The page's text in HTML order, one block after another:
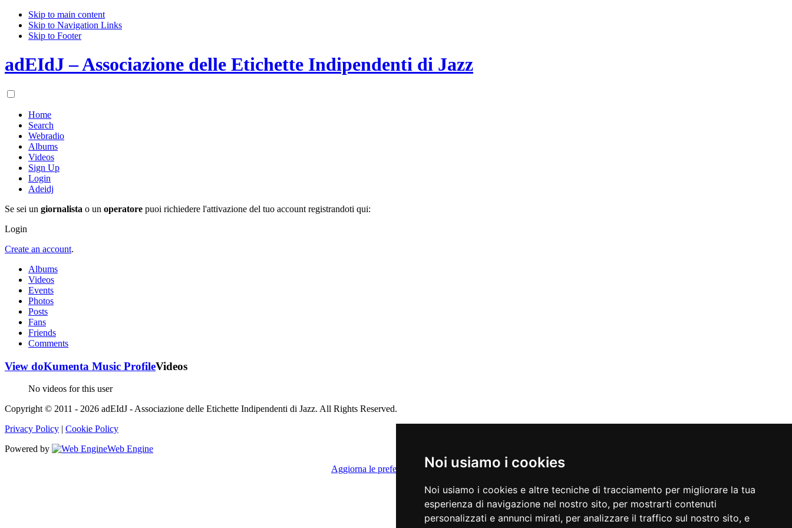
Noi usiamo i cookies
Noi usiamo i cookies e altre tecniche di tracciamento per migliorare la tua
esperienza di navigazione nel nostro sito, per mostrarti contenuti
personalizzati e annunci mirati, per analizzare il traffico sul nostro sito, e
Skip to main content
Skip to Navigation Links
Skip to Footer
adEIdJ – Associazione delle Etichette Indipendenti di Jazz
Home
Search
Webradio
Albums
Videos
Sign Up
Login
Adeidj
Se sei un giornalista o un operatore puoi richiedere l'attivazione del tuo account registrandoti qui:
Login
Create an account.
Albums
Videos
Events
Photos
Posts
Fans
Friends
Comments
View doKumenta Music ProfileVideos
No videos for this user
Copyright © 2011 - 2026 adEIdJ - Associazione delle Etichette Indipendenti di Jazz. All Rights Reserved.
Privacy Policy | Cookie Policy
Powered by
Web Engine
Aggiorna le preferenze dei cookies